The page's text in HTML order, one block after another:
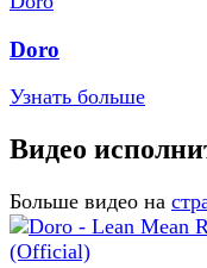
Doro
Узнать больше
Видео
Больше видео на